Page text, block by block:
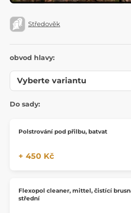
Středověk
obvod hlavy:
Do sady:
Polstrování pod přilbu, batvat
+ 450 Kč
Flexopol cleaner, mittel, čistící
střední